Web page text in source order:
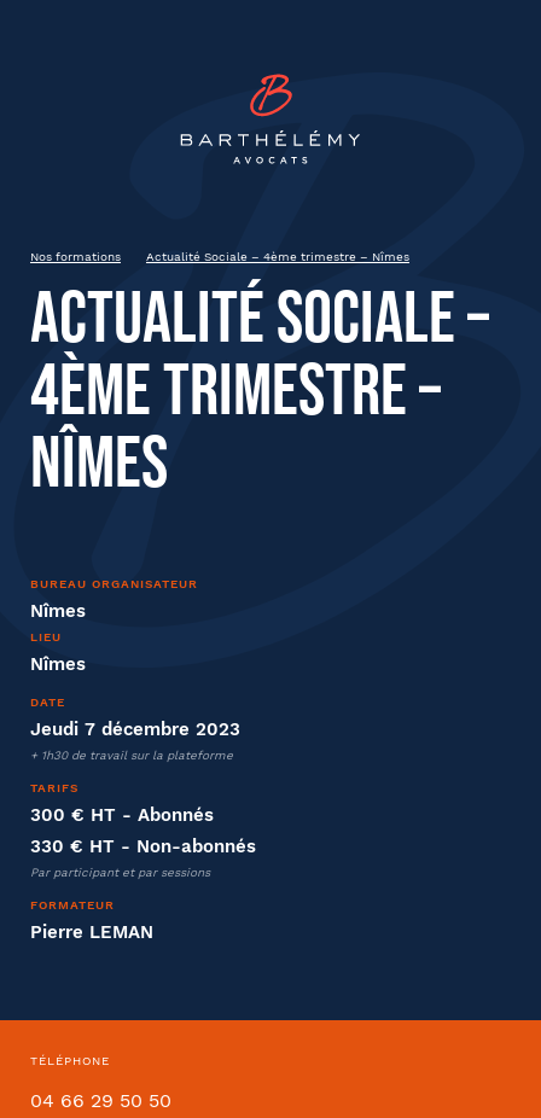
Nos formations Actualité Sociale – 4ème trimestre – Nîmes
Actualité Sociale –
4ème trimestre –
Nîmes
BUREAU ORGANISATEUR
Nîmes
LIEU
Nîmes
DATE
Jeudi 7 décembre 2023
+ 1h30 de travail sur la plateforme
TARIFS
300 € HT - Abonnés
330 € HT - Non-abonnés
Par participant et par sessions
FORMATEUR
Pierre LEMAN
TÉLÉPHONE
04 66 29 50 50
Actualité Sociale – 4ème
trimestre – Nîmes
État civil
Prénom
Société
Fonction
Convention collective